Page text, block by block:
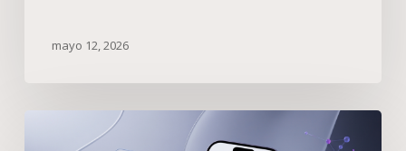
mayo 12, 2026